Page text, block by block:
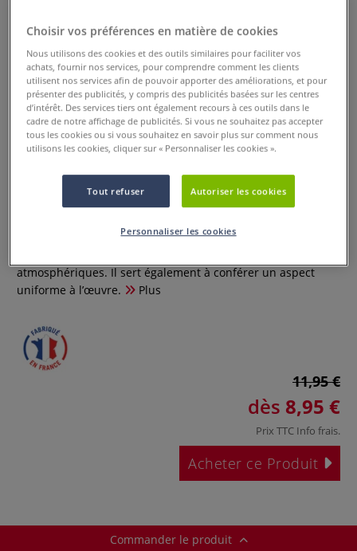
Vernis de finition à tableaux JG
Vibert Lefranc Bourgeois
2 Commentaires
Le rôle du vernis à tableaux est de protéger efficacement
atmosphériques. Il sert également à conférer un aspect
uniforme à l’œuvre.
Plus
11,95 €
dès 8,95 €
Prix TTC Info frais.
Acheter ce Produit
Commander le produit
Choisir vos préférences en matière de cookies
Nous utilisons des cookies et des outils similaires pour faciliter vos
achats, fournir nos services, pour comprendre comment les clients
utilisent nos services afin de pouvoir apporter des améliorations, et pour
présenter des publicités, y compris des publicités basées sur les centres
d’intérêt. Des services tiers ont également recours à ces outils dans le
cadre de notre affichage de publicités. Si vous ne souhaitez pas accepter
tous les cookies ou si vous souhaitez en savoir plus sur comment nous
utilisons les cookies, cliquer sur « Personnaliser les cookies ».
Tout refuser Autoriser les cookies
Personnaliser les cookies